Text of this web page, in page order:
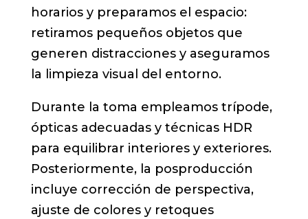
horarios y preparamos el espacio:
retiramos pequeños objetos que
generen distracciones y aseguramos
la limpieza visual del entorno.
Durante la toma empleamos trípode,
ópticas adecuadas y técnicas HDR
para equilibrar interiores y exteriores.
Posteriormente, la posproducción
incluye corrección de perspectiva,
ajuste de colores y retoques